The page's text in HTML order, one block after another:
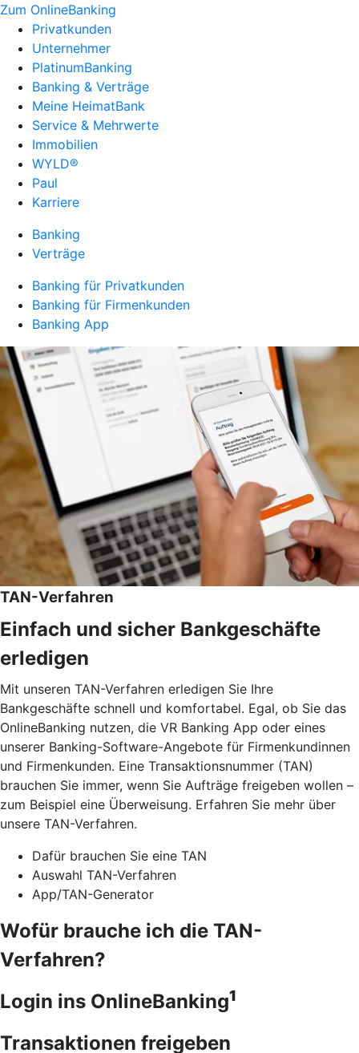
Zum OnlineBanking
Privatkunden
Unternehmer
PlatinumBanking
Banking & Verträge
Meine HeimatBank
Service & Mehrwerte
Immobilien
WYLD®
Paul
Karriere
Banking
Verträge
Banking für Privatkunden
Banking für Firmenkunden
Banking App
TAN-Verfahren
Einfach und sicher Bankgeschäfte
erledigen
Mit unseren TAN-Verfahren erledigen Sie Ihre
Bankgeschäfte schnell und komfortabel. Egal, ob Sie das
OnlineBanking nutzen, die VR Banking App oder eines
unserer Banking-Software-Angebote für Firmenkundinnen
und Firmenkunden. Eine Transaktionsnummer (TAN)
brauchen Sie immer, wenn Sie Aufträge freigeben wollen –
zum Beispiel eine Überweisung. Erfahren Sie mehr über
unsere TAN-Verfahren.
Dafür brauchen Sie eine TAN
Auswahl TAN-Verfahren
App/TAN-Generator
Wofür brauche ich die TAN-
Verfahren?
Login ins OnlineBanking1
Transaktionen freigeben